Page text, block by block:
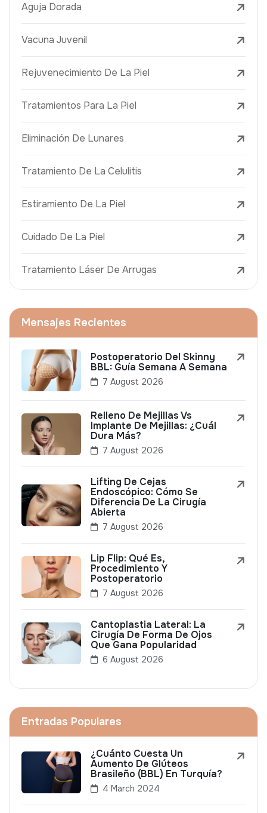
Aguja Dorada
Vacuna Juvenil
Rejuvenecimiento De La Piel
Tratamientos Para La Piel
Eliminación De Lunares
Tratamiento De La Celulitis
Estiramiento De La Piel
Cuidado De La Piel
Tratamiento Láser De Arrugas
Mensajes Recientes
Postoperatorio Del Skinny
BBL: Guía Semana A Semana
7 August 2026
Relleno De Mejillas Vs
Implante De Mejillas: ¿Cuál
Dura Más?
7 August 2026
Lifting De Cejas
Endoscópico: Cómo Se
Diferencia De La Cirugía
Abierta
7 August 2026
Lip Flip: Qué Es,
Procedimiento Y
Postoperatorio
7 August 2026
Cantoplastia Lateral: La
Cirugía De Forma De Ojos
Que Gana Popularidad
6 August 2026
Entradas Populares
¿Cuánto Cuesta Un
Aumento De Glúteos
Brasileño (BBL) En Turquía?
4 March 2024